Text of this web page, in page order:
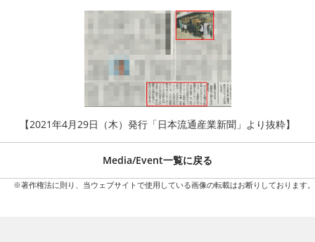
【2021年4月29日（木）発行「日本流通産業新聞」より抜粋】
Media/Event一覧に戻る
※著作権法に則り、当ウェブサイトで使用している画像の転載はお断りしております。